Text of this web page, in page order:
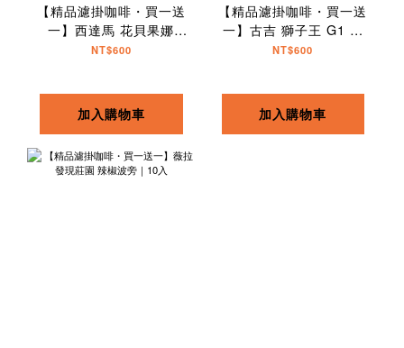
【精品濾掛咖啡・買一送
一】西達馬 花貝果娜
74158 TOP G1｜10入
NT$600
加入購物車
【精品濾掛咖啡・買一送
一】古吉 獅子王 G1 水
洗｜10入
NT$600
加入購物車